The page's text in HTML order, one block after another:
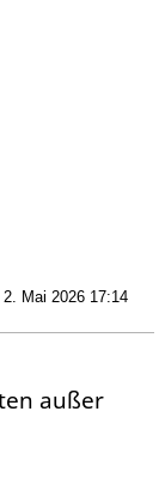
Mai 2026 17:14
außer